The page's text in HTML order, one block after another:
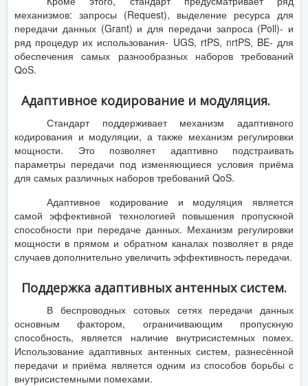
механизмов: запросы (Request), выделение ресурса для
передачи данных (Grant) и для передачи запроса (Poll)- и
ряд процедур их использования- UGS, rtPS, nrtPS, BE- для
обеспечения самых разнообразных наборов требований
QoS.
Адаптивное кодирование и модуляция.
Стандарт поддерживает механизм адаптивного
кодирования и модуляции, а также механизм регулировки
мощности. Это позволяет адаптивно подстраивать
параметры передачи под изменяющиеся условия приёма
для самых различных наборов требований QoS.
Адаптивное кодирование и модуляция является
самой эффективной технологией повышения пропускной
способности при передаче данных. Механизм регулировки
мощности в прямом и обратном каналах позволяет в ряде
случаев дополнительно увеличить эффективность передачи.
Поддержка адаптивных антенных систем.
В беспроводных сотовых сетях передачи данных
основным фактором, ограничивающим пропускную
способность, является наличие внутрисистемных помех.
Использование адаптивных антенных систем, разнесённой
передачи и приёма является одним из способов борьбы с
внутрисистемными помехами.